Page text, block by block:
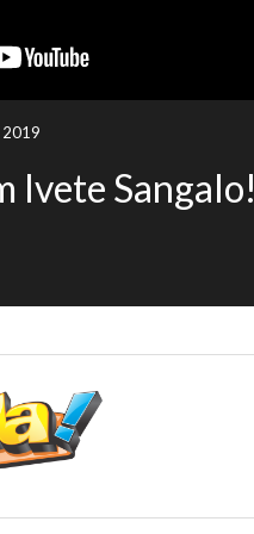
2019
Ivete Sangalo!